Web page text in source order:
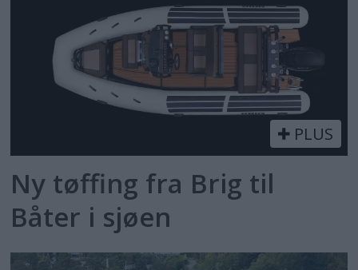
PLUS
Ny tøffing fra Brig til
Båter i sjøen